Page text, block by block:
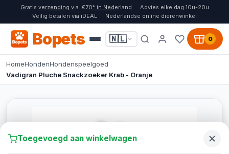
Gratis verzending v.a. €70* in Nederland
Advies elke dag 10u-20u
Veilig betalen via iDEAL
Nederlandse online dierenwinkel
Bopets 🇳🇱 0
HomeHondenHondenspeelgoed
Vadigran Pluche Snackzoeker Krab - Oranje
Toegevoegd aan winkelwagen